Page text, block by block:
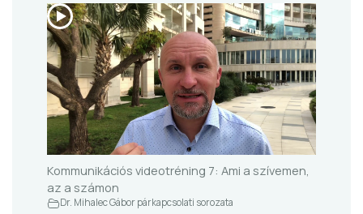
Kommunikációs videotréning 7: Ami a szívemen,
az a számon
Dr. Mihalec Gábor párkapcsolati sorozata